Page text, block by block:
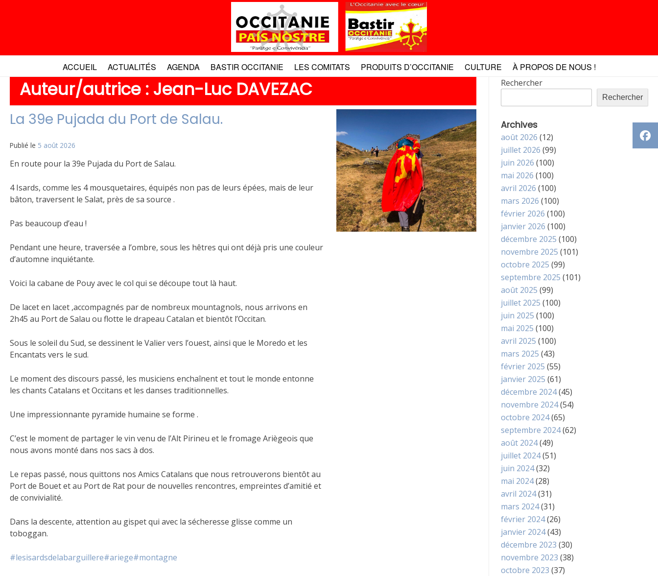
ACCUEIL ACTUALITÉS AGENDA BASTIR OCCITANIE LES COMITATS PRODUITS D’OCCITANIE CULTURE À PROPOS DE NOUS !
Auteur/autrice : Jean-Luc DAVEZAC
La 39e Pujada du Port de Salau.
Publié le 5 août 2026
En route pour la 39e Pujada du Port de Salau.
4 Isards, comme les 4 mousquetaires, équipés non pas de leurs épées, mais de leur
bâton, traversent le Salat, près de sa source .
Pas beaucoup d’eau !
Pendant une heure, traversée a l’ombre, sous les hêtres qui ont déjà pris une couleur
d’automne inquiétante.
Voici la cabane de Pouy avec le col qui se découpe tout là haut.
De lacet en lacet ,accompagnés par de nombreux mountagnols, nous arrivons en
2h45 au Port de Salau ou flotte le drapeau Catalan et bientôt l’Occitan.
Sous le soleil du Sud, se dessinent le Valier vers l’ouest, ainsi que le Moredo et les
Encantats vers le sud.
Le moment des discours passé, les musiciens enchaînent et tout le monde entonne
les chants Catalans et Occitans et les danses traditionnelles.
Une impressionnante pyramide humaine se forme .
C’est le moment de partager le vin venu de l’Alt Pirineu et le fromage Ariègeois que
nous avons monté dans nos sacs à dos.
Le repas passé, nous quittons nos Amics Catalans que nous retrouverons bientôt au
Port de Bouet et au Port de Rat pour de nouvelles rencontres, empreintes d’amitié et
de convivialité.
Dans la descente, attention au gispet qui avec la sécheresse glisse comme un
toboggan.
#lesisardsdelabarguillere#ariege#montagne
Rechercher
Rechercher
Archives
août 2026 (12)
juillet 2026 (99)
juin 2026 (100)
mai 2026 (100)
avril 2026 (100)
mars 2026 (100)
février 2026 (100)
janvier 2026 (100)
décembre 2025 (100)
novembre 2025 (101)
octobre 2025 (99)
septembre 2025 (101)
août 2025 (99)
juillet 2025 (100)
juin 2025 (100)
mai 2025 (100)
avril 2025 (100)
mars 2025 (43)
février 2025 (55)
janvier 2025 (61)
décembre 2024(45)
novembre 2024(54)
octobre 2024(65)
septembre 2024(62)
août 2024(49)
juillet 2024(51)
juin 2024(32)
mai 2024(28)
avril 2024(31)
mars 2024(31)
février 2024(26)
janvier 2024(43)
décembre 2023 (30)
novembre 2023 (38)
octobre 2023 (37)